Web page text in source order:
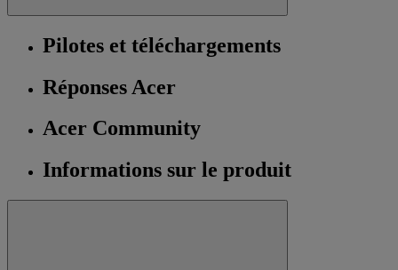
Pilotes et téléchargements
Réponses Acer
Acer Community
Informations sur le produit